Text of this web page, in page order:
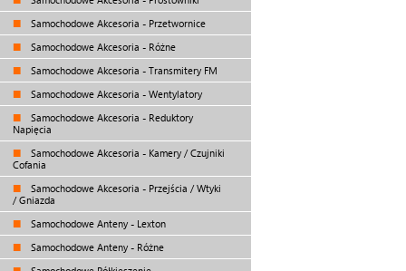
Samochodowe Akcesoria - Przetwornice
Samochodowe Akcesoria - Różne
Samochodowe Akcesoria - Transmitery FM
Samochodowe Akcesoria - Wentylatory
Samochodowe Akcesoria - Reduktory
Napięcia
Samochodowe Akcesoria - Kamery / Czujniki
Cofania
Samochodowe Akcesoria - Przejścia / Wtyki
/ Gniazda
Samochodowe Anteny - Lexton
Samochodowe Anteny - Różne